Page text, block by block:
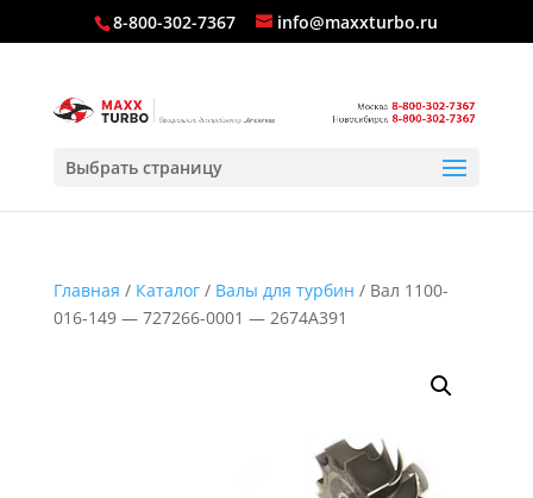
8-800-302-7367 info@maxxturbo.ru
Выбрать страницу
Главная / Каталог/ Валы для турбин / Вал 1100-
016-149 — 727266-0001 — 2674A391